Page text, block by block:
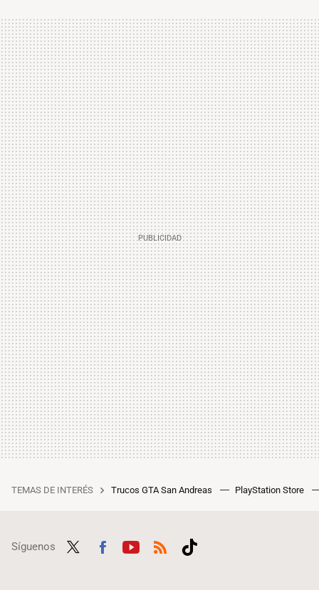
TEMAS DE INTERÉS Trucos GTA San Andreas PlayStation Store
Síguenos